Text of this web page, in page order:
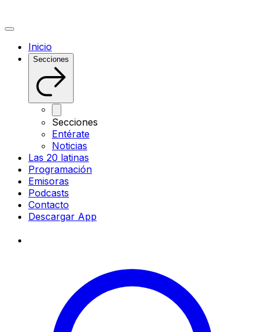
Inicio
Secciones
Secciones
Entérate
Noticias
Las 20 latinas
Programación
Emisoras
Podcasts
Contacto
Descargar App